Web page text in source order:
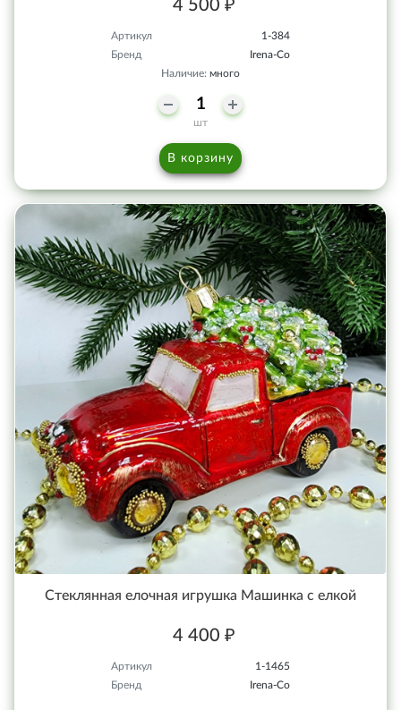
4 500 ₽
Артикул
1-384
Бренд
Irena-Co
Наличие: много
шт
В корзину
Стеклянная елочная игрушка Машинка с елкой
4 400 ₽
Артикул
1-1465
Бренд
Irena-Co